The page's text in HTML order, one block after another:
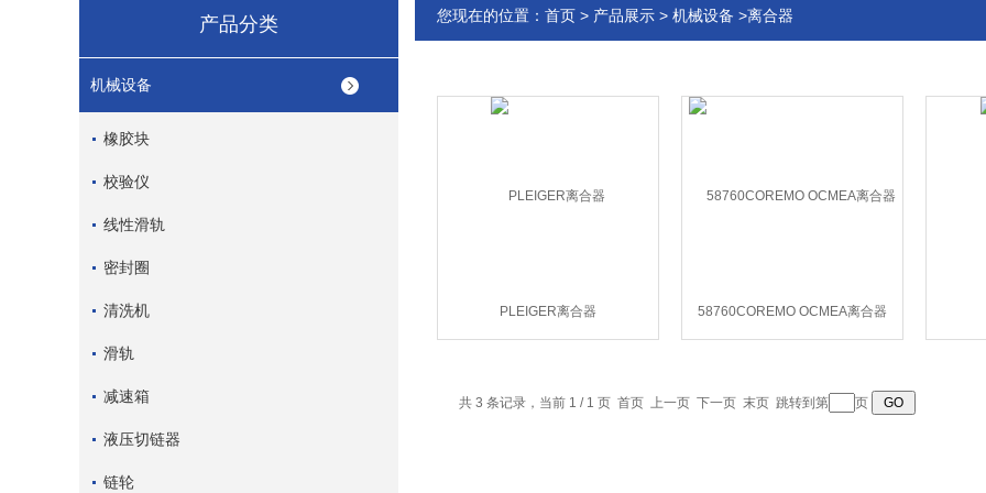
产品分类
机械设备
橡胶块
校验仪
线性滑轨
密封圈
清洗机
滑轨
减速箱
液压切链器
链轮
您现在的位置： 首页 > 产品展示 > 机械设备 >离合器
PLEIGER离合器 58760COREMO OCMEA离合器
共 3 条记录，当前 1 / 1 页 首页 上一页 下一页 末页 跳转到第 页